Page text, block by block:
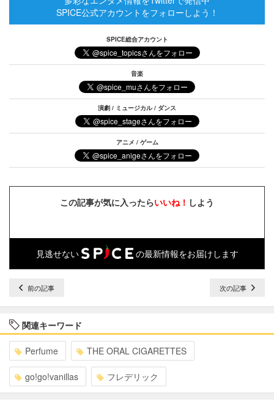
SPICE公式アカウントをフォローしよう！
SPICE総合アカウント
音楽
演劇 / ミュージカル / ダンス
アニメ / ゲーム
この記事が気に入ったらいいね！ しよう
見逃せない の最新情報をお届けします
前の記事 次の記事
関連キーワード
Perfume THE ORAL CIGARETTES
go!go!vanillas フレデリック